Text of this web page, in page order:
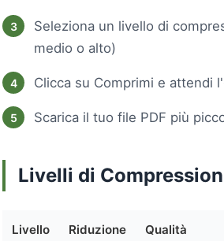
Seleziona un livello di
medio o alto)
Clicca su Comprimi e attendi
Scarica il tuo file PDF più
Livelli di
Livello Riduzione Qualità